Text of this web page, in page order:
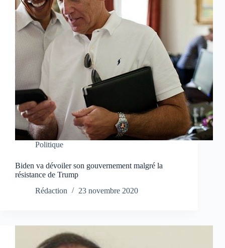
Politique
Biden va dévoiler son gouvernement malgré la
résistance de Trump
Rédaction
23 novembre 2020